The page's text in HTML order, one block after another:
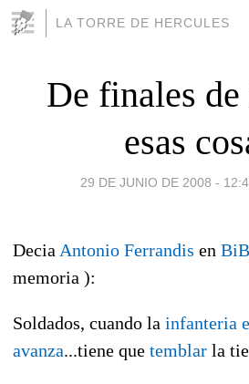
LA TORRE DE HERCULES
De finales
esas
29 DE JUNIO DE 2008 -
Decia Antonio Ferrandis en
memoria ):
Soldados, cuando la infanteria
avanza...tiene que temblar la